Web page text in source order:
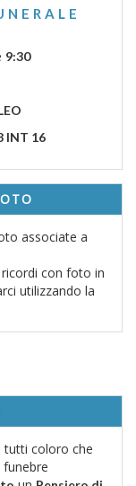
9:30
INT 16
associate a
con foto in
utilizzando la
tutti coloro che